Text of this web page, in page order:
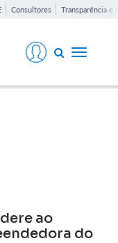
Consultores Transparência e
Toggle
ao
do